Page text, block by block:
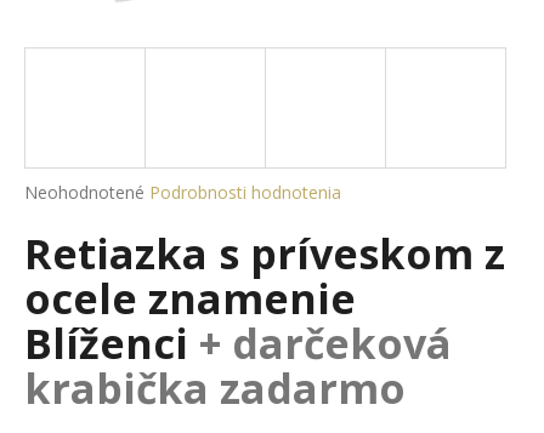
Priemerné
produktu
je
z
5
hviezdičiek.
Neohodnotené Podrobnosti hodnotenia
Retiazka s príveskom z
ocele znamenie
Blíženci + darčeková
krabička zadarmo
j
?
O
d